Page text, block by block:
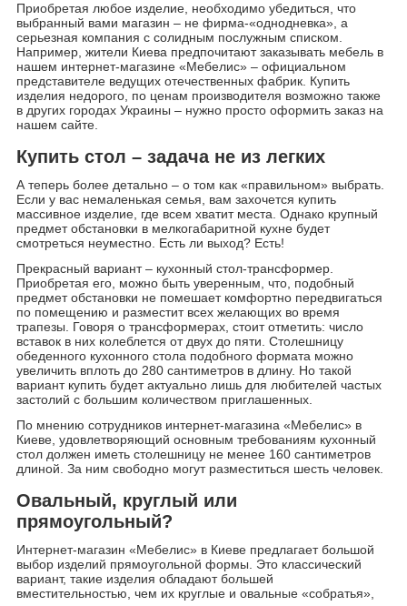
Приобретая любое изделие, необходимо убедиться, что
выбранный вами магазин – не фирма-«однодневка», а
серьезная компания с солидным послужным списком.
Например, жители Киева предпочитают заказывать мебель в
нашем интернет-магазине «Мебелис» – официальном
представителе ведущих отечественных фабрик. Купить
изделия недорого, по ценам производителя возможно также
в других городах Украины – нужно просто оформить заказ на
нашем сайте.
Купить стол – задача не из легких
А теперь более детально – о том как «правильном» выбрать.
Если у вас немаленькая семья, вам захочется купить
массивное изделие, где всем хватит места. Однако крупный
предмет обстановки в мелкогабаритной кухне будет
смотреться неуместно. Есть ли выход? Есть!
Прекрасный вариант – кухонный стол-трансформер.
Приобретая его, можно быть уверенным, что, подобный
предмет обстановки не помешает комфортно передвигаться
по помещению и разместит всех желающих во время
трапезы. Говоря о трансформерах, стоит отметить: число
вставок в них колеблется от двух до пяти. Столешницу
обеденного кухонного стола подобного формата можно
увеличить вплоть до 280 сантиметров в длину. Но такой
вариант купить будет актуально лишь для любителей частых
застолий с большим количеством приглашенных.
По мнению сотрудников интернет-магазина «Мебелис» в
Киеве, удовлетворяющий основным требованиям кухонный
стол должен иметь столешницу не менее 160 сантиметров
длиной. За ним свободно могут разместиться шесть человек.
Овальный, круглый или
прямоугольный?
Интернет-магазин «Мебелис» в Киеве предлагает большой
выбор изделий прямоугольной формы. Это классический
вариант, такие изделия обладают большей
вместительностью, чем их круглые и овальные «собратья»,